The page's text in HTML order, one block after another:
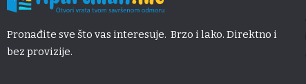
Pronađite sve što vas interesuje. Brzo i lako. Direktno i
bez provizije.